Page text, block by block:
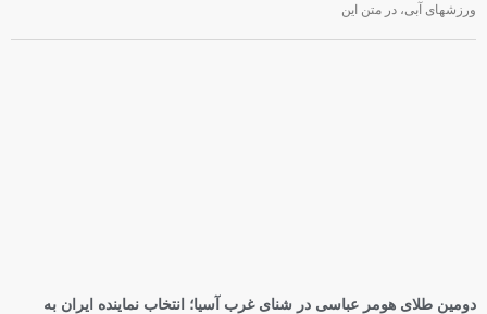
ورزشهای آبی، در متن این
دومین طلای هومر عباسی در شنای غرب آسیا؛ انتخاب نماینده ایران به